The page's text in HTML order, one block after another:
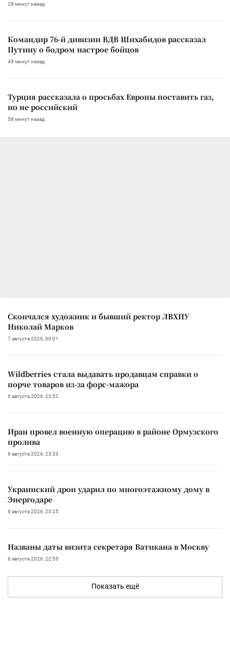
28 минут назад
Командир 76-й дивизии ВДВ Шихабидов рассказал
Путину о бодром настрое бойцов
49 минут назад
Турция рассказала о просьбах Европы поставить газ,
но не российский
58 минут назад
Скончался художник и бывший ректор ЛВХПУ
Николай Марков
7 августа 2026, 00:01
Wildberries стала выдавать продавцам справки о
порче товаров из-за форс-мажора
6 августа 2026, 23:52
Иран провел военную операцию в районе Ормузского
пролива
6 августа 2026, 23:33
Украинский дрон ударил по многоэтажному дому в
Энергодаре
6 августа 2026, 23:25
Названы даты визита секретаря Ватикана в Москву
6 августа 2026, 22:55
Показать ещё